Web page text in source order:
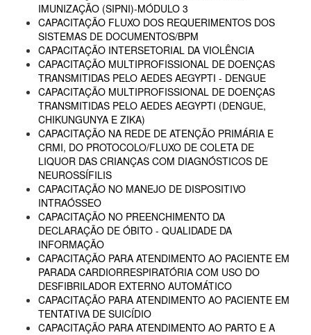
IMUNIZAÇÃO (SIPNI)-MÓDULO 3
CAPACITAÇÃO FLUXO DOS REQUERIMENTOS DOS
SISTEMAS DE DOCUMENTOS/BPM
CAPACITAÇÃO INTERSETORIAL DA VIOLÊNCIA
CAPACITAÇÃO MULTIPROFISSIONAL DE DOENÇAS
TRANSMITIDAS PELO AEDES AEGYPTI - DENGUE
CAPACITAÇÃO MULTIPROFISSIONAL DE DOENÇAS
TRANSMITIDAS PELO AEDES AEGYPTI (DENGUE,
CHIKUNGUNYA E ZIKA)
CAPACITAÇÃO NA REDE DE ATENÇÃO PRIMÁRIA E
CRMI, DO PROTOCOLO/FLUXO DE COLETA DE
LIQUOR DAS CRIANÇAS COM DIAGNÓSTICOS DE
NEUROSSÍFILIS
CAPACITAÇÃO NO MANEJO DE DISPOSITIVO
INTRAÓSSEO
CAPACITAÇÃO NO PREENCHIMENTO DA
DECLARAÇÃO DE ÓBITO - QUALIDADE DA
INFORMAÇÃO
CAPACITAÇÃO PARA ATENDIMENTO AO PACIENTE EM
PARADA CARDIORRESPIRATÓRIA COM USO DO
DESFIBRILADOR EXTERNO AUTOMÁTICO
CAPACITAÇÃO PARA ATENDIMENTO AO PACIENTE EM
TENTATIVA DE SUICÍDIO
CAPACITAÇÃO PARA ATENDIMENTO AO PARTO E A